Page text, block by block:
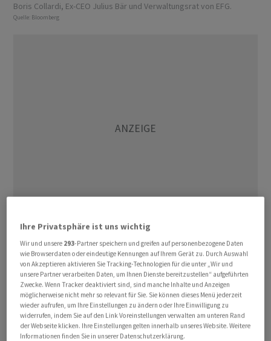
Boris Collardi, Ex-CEO Julius Bär und Verwaltungsrat von EFG.
Quelle: Bloomberg
Laut Verwaltungsratsmitglied Boris Collardi sei die
Einstellung von rund 100 Bankern im Wealth-Bereich
“realistisch”, was für das Institut überdurchschnittlich
sei. “Wir sind sehr aktiv dabei, einzustellen”, sagte
Collardi am Dienstag im Interview mit Bloomberg TV. Die
Bank sei dabei, ihr Geschäft in Asien auszubauen und
habe dazu in der Region bislang rund 30 Banker
Ihre Privatsphäre ist uns wichtig
Wir und unsere 293-Partner speichern und greifen auf personenbezogene Daten
wie Browserdaten oder eindeutige Kennungen auf Ihrem Gerät zu. Durch Auswahl
von Akzeptieren aktivieren Sie Tracking-Technologien für die unter „Wir und
unsere Partner verarbeiten Daten, um Ihnen Dienste bereitzustellen“ aufgeführten
Zwecke. Wenn Tracker deaktiviert sind, sind manche Inhalte und Anzeigen
möglicherweise nicht mehr so relevant für Sie. Sie können dieses Menü jederzeit
wieder aufrufen, um Ihre Einstellungen zu ändern oder Ihre Einwilligung zu
widerrufen, indem Sie auf den Link Voreinstellungen verwalten am unteren Rand
der Webseite klicken. Ihre Einstellungen gelten innerhalb unseres Website. Weitere
Informationen finden Sie in unserer Datenschutzerklärung.